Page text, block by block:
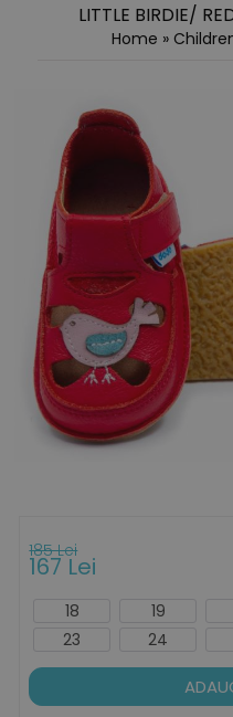
LITTLE BIRDIE/
Home »
185 Lei
167 Lei
18 19
23
24